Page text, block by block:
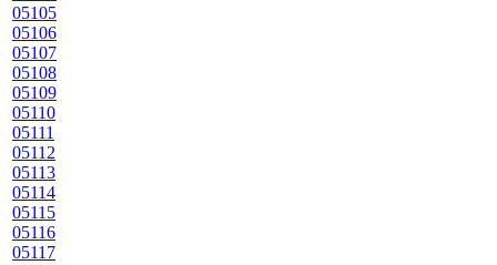
05105
05106
05107
05108
05109
05110
05111
05112
05113
05114
05115
05116
05117